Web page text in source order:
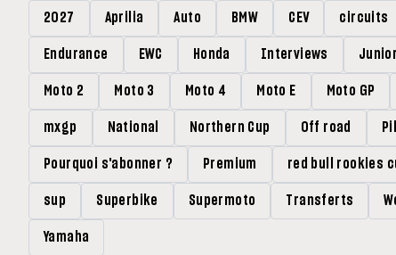
2027 Aprilia Auto BMW CEV circuits
Endurance EWC Honda Interviews
Moto 2 Moto 3 Moto 4 Moto E Moto GP
mxgp National Northern Cup Off road
Pourquoi s'abonner ? Premium red bull rookies
sup Superbike Supermoto Transferts
Yamaha